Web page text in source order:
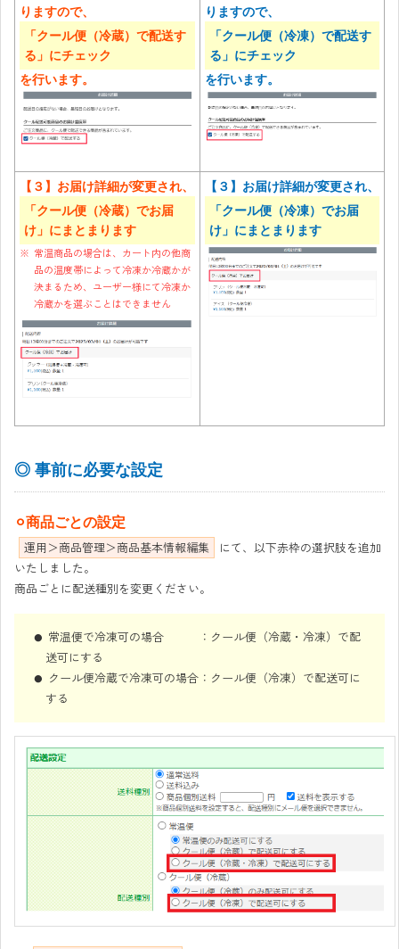
りますので、
「クール便（冷蔵）で配送す
る」にチェック
を行います。
りますので、
「クール便（冷凍）で配送す
る」にチェック
を行います。
【３】お届け詳細が変更され、
「クール便（冷蔵）でお届
け」にまとまります
常温商品の場合は、カート内の他商
品の温度帯によって冷凍か冷蔵かが
決まるため、ユーザー様にて冷凍か
冷蔵かを選ぶことはできません
【３】お届け詳細が変更され、
「クール便（冷凍）でお届
け」にまとまります
◎ 事前に必要な設定
⚪︎商品ごとの設定
運用＞商品管理＞商品基本情報編集
にて、以下赤枠の選択肢を追加
いたしました。
商品ごとに配送種別を変更ください。
常温便で冷凍可の場合 ：クール便（冷蔵・冷凍）で配
送可にする
クール便冷蔵で冷凍可の場合：クール便（冷凍）で配送可に
する